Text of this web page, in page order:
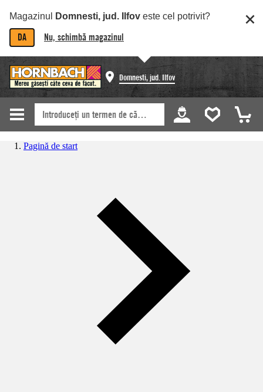
Magazinul Domnesti, jud. Ilfov este cel potrivit?
DA Nu, schimbă magazinul
Domnesti, jud. Ilfov
Pagină de start